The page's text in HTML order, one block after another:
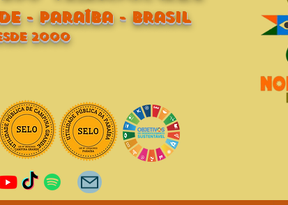
- paraíba - brasil
2000